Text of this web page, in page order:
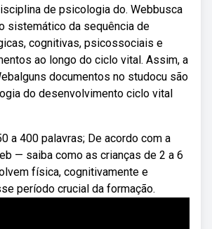
de psicologia do. Webbusca
sistemático da sequência de
cognitivas, psicossociais e
ao longo do ciclo vital. Assim, a
documentos no studocu são
do desenvolvimento ciclo vital
a 400 palavras; De acordo com a
— saiba como as crianças de 2 a 6
física, cognitivamente e
período crucial da formação.